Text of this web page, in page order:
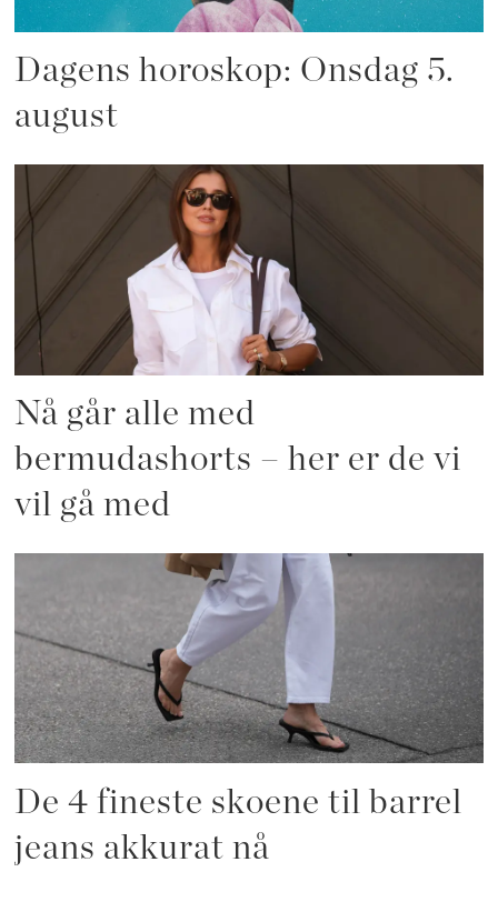
Dagens horoskop: Onsdag 5.
august
Nå går alle med
bermudashorts – her er de vi
vil gå med
De 4 fineste skoene til barrel
jeans akkurat nå